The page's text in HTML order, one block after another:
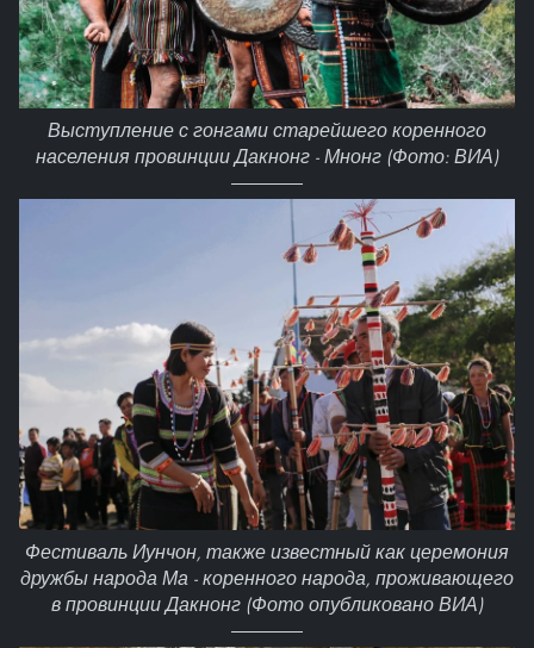
Выступление с гонгами старейшего коренного
населения провинции Дакнонг - Мнонг (Фото: ВИА)
Фестиваль Иунчон, также известный как церемония
дружбы народа Ма - коренного народа, проживающего
в провинции Дакнонг (Фото опубликовано ВИА)